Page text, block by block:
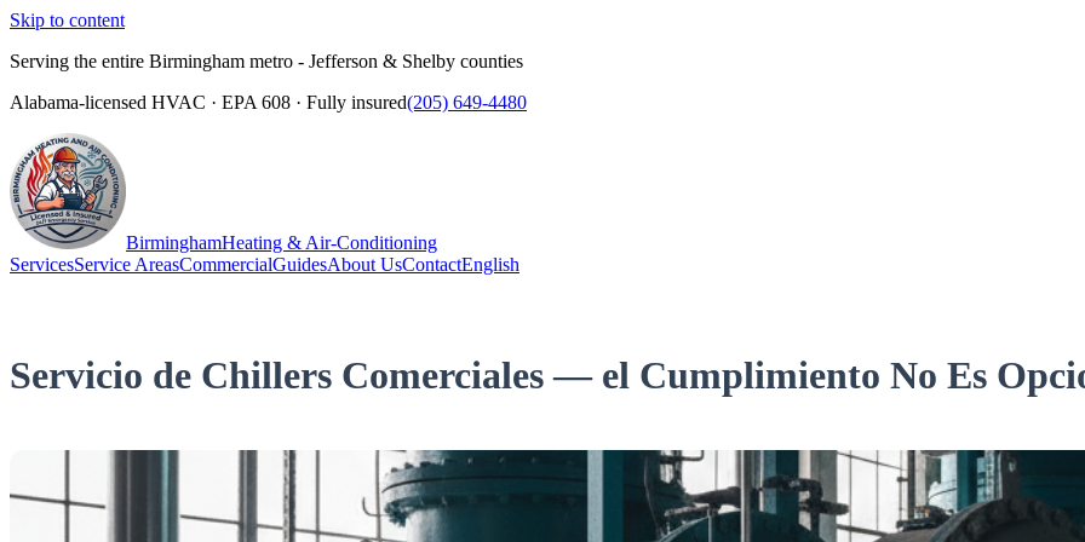
Skip to content
Serving the entire Birmingham metro - Jefferson & Shelby counties
Alabama-licensed HVAC · EPA 608 · Fully insured(205) 649-4480
BirminghamHeating & Air-Conditioning
ServicesService AreasCommercialGuidesAbout UsContactEnglish
Servicio de Chillers Comerciales — el Cumplimiento No Es